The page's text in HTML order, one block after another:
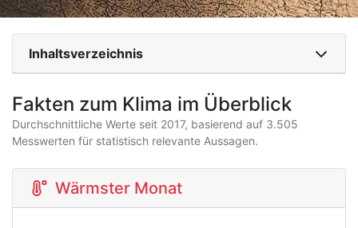
Inhaltsverzeichnis
Fakten zum Klima im Überblick
Durchschnittliche Werte seit 2017, basierend auf 3.505
Messwerten für statistisch relevante Aussagen.
Wärmster Monat